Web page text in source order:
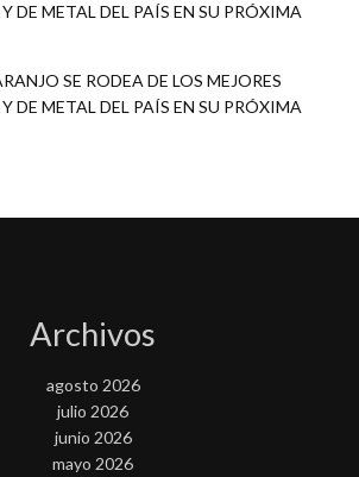
DE METAL DEL PAÍS EN SU PRÓXIMA
SE RODEA DE LOS MEJORES
DE METAL DEL PAÍS EN SU PRÓXIMA
Archivos
agosto 2026
julio 2026
junio 2026
mayo 2026